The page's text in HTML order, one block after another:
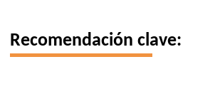
Recomendación clave: